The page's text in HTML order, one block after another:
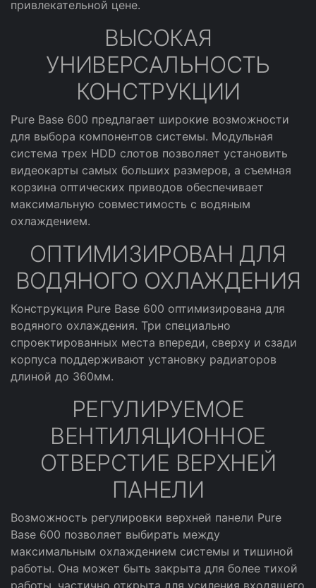
привлекательной цене.
ВЫСОКАЯ
УНИВЕРСАЛЬНОСТЬ
КОНСТРУКЦИИ
Pure Base 600 предлагает широкие возможности
для выбора компонентов системы. Модульная
система трех HDD слотов позволяет установить
видеокарты самых больших размеров, а съемная
корзина оптических приводов обеспечивает
максимальную совместимость с водяным
охлаждением.
ОПТИМИЗИРОВАН ДЛЯ
ВОДЯНОГО ОХЛАЖДЕНИЯ
Конструкция Pure Base 600 оптимизирована для
водяного охлаждения. Три специально
спроектированных места впереди, сверху и сзади
корпуса поддерживают установку радиаторов
длиной до 360мм.
РЕГУЛИРУЕМОЕ
ВЕНТИЛЯЦИОННОЕ
ОТВЕРСТИЕ ВЕРХНЕЙ
ПАНЕЛИ
Возможность регулировки верхней панели Pure
Base 600 позволяет выбирать между
максимальным охлаждением системы и тишиной
работы. Она может быть закрыта для более тихой
работы, частично открыта для усиления входящего